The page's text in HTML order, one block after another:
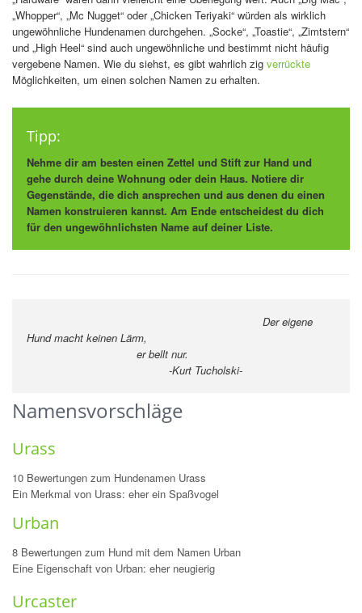
„Whopper“, „Mc Nugget“ oder „Chicken Teriyaki“ würden als wirklich
ungewöhnliche Hundenamen durchgehen. „Socke“, „Toastie“, „Zimtstern“
und „High Heel“ sind auch ungewöhnliche und bestimmt nicht häufig
vergebene Namen. Wie du siehst, es gibt wahrlich zig verrückte
Möglichkeiten, um einen solchen Namen zu erhalten.
Tipp:
Nehme dir am besten einen Zettel und Stift zur Hand und
gehe durch deine Wohnung oder dein Haus. Notiere dir
Gegenstände, die dich ansprechen und aus denen du einen
Namen konstruieren kannst. Am Ende entscheidest du dich
für den ungewöhnlichsten Name auf deiner Liste.
Der eigene
Hund macht keinen Lärm,
er bellt nur.
-Kurt Tucholski-
Namensvorschläge
Urass
10 Bewertungen zum Hundenamen Urass
Ein Merkmal von Urass: eher ein Spaßvogel
Urban
8 Bewertungen zum Hund mit dem Namen Urban
Eine Eigenschaft von Urban: eher neugierig
Urcaster